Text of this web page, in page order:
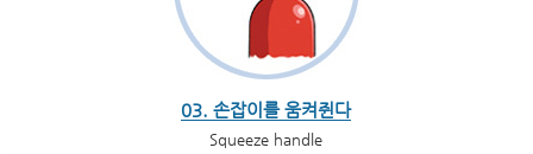
03. 손잡이를 움켜쥔다
Squeeze handle